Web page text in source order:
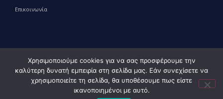
Επικοινωνία
© 2010 – 2023 Υπουργείο Ανάπτυξης, powered by Evolution
Χρησιμοποιούμε cookies για να σας προσφέρουμε την
καλύτερη δυνατή εμπειρία στη σελίδα μας. Εάν συνεχίσετε να
χρησιμοποιείτε τη σελίδα, θα υποθέσουμε πως είστε
ικανοποιημένοι με αυτό.